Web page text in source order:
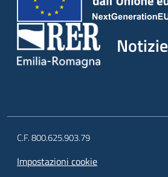
Notizie
C.F. 800.625.903.79
Impostazioni cookie